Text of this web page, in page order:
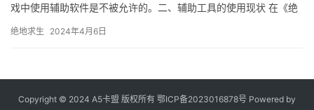
戏中使用辅助软件是不被允许的。二、辅助工具的使用现状 在《绝
绝地求生 2024年4月6日
Copyright © 2024 A5卡盟 版权所有 鄂ICP备2023016878号 Powered by